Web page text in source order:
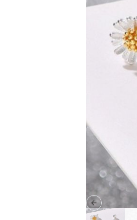
Previous slide